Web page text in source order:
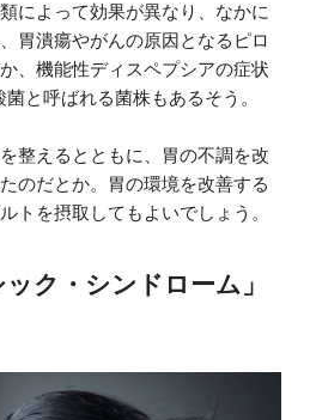
によって効果が異なり、なかに
胃潰瘍やがんの原因となるピロ
、機能性ディスペプシアの症状
と呼ばれる菌株もあるそう。
整えるとともに、胃の不調を改
のだとか。胃の環境を改善する
トを摂取してもよいでしょう。
ック・シンドローム」